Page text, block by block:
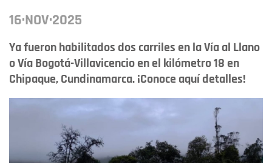
16·NOV·2025
Ya fueron habilitados dos carriles en la Vía al Llano
o Vía Bogotá-Villavicencio en el kilómetro 18 en
Chipaque, Cundinamarca. ¡Conoce aquí detalles!